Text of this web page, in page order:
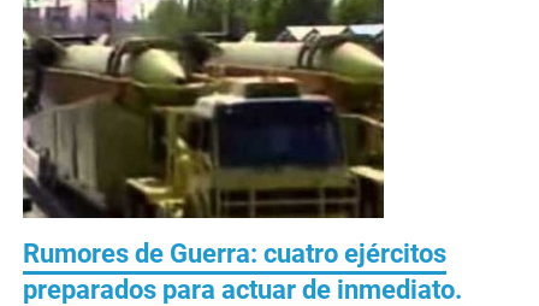
Rumores de Guerra: cuatro ejércitos
preparados para actuar de inmediato.